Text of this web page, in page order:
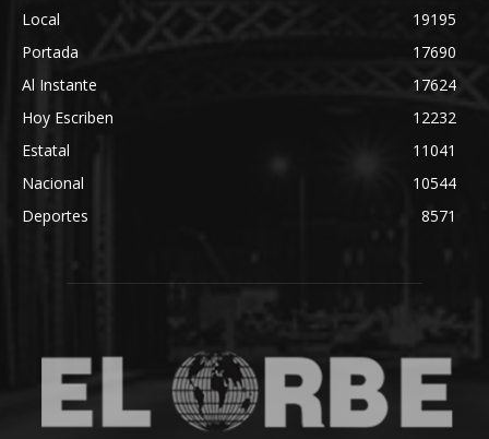
Local
19195
Portada
17690
Al Instante
17624
Hoy Escriben
12232
Estatal
11041
Nacional
10544
Deportes
8571